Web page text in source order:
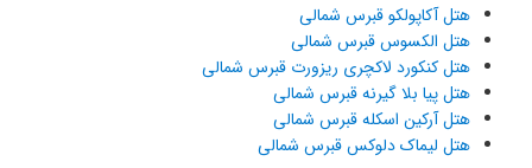
هتل آکاپولکو قبرس شمالی
هتل الکسوس قبرس شمالی
هتل کنکورد لاکچری ریزورت قبرس شمالی
هتل پیا بلا گیرنه قبرس شمالی
هتل آرکین اسکله قبرس شمالی
هتل لیماک دلوکس قبرس شمالی